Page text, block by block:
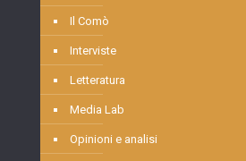
Il Comò
Interviste
Letteratura
Media Lab
Opinioni e analisi